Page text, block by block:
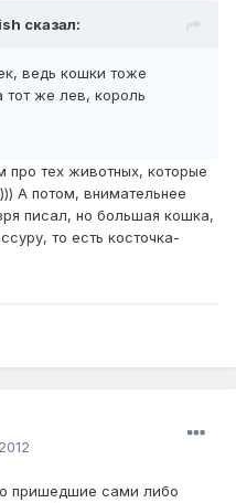
сказал:
ведь кошки тоже
тот же лев, король
про тех животных, которые
А потом, внимательнее
писал, но большая кошка,
то есть косточка-
пришедшие сами либо